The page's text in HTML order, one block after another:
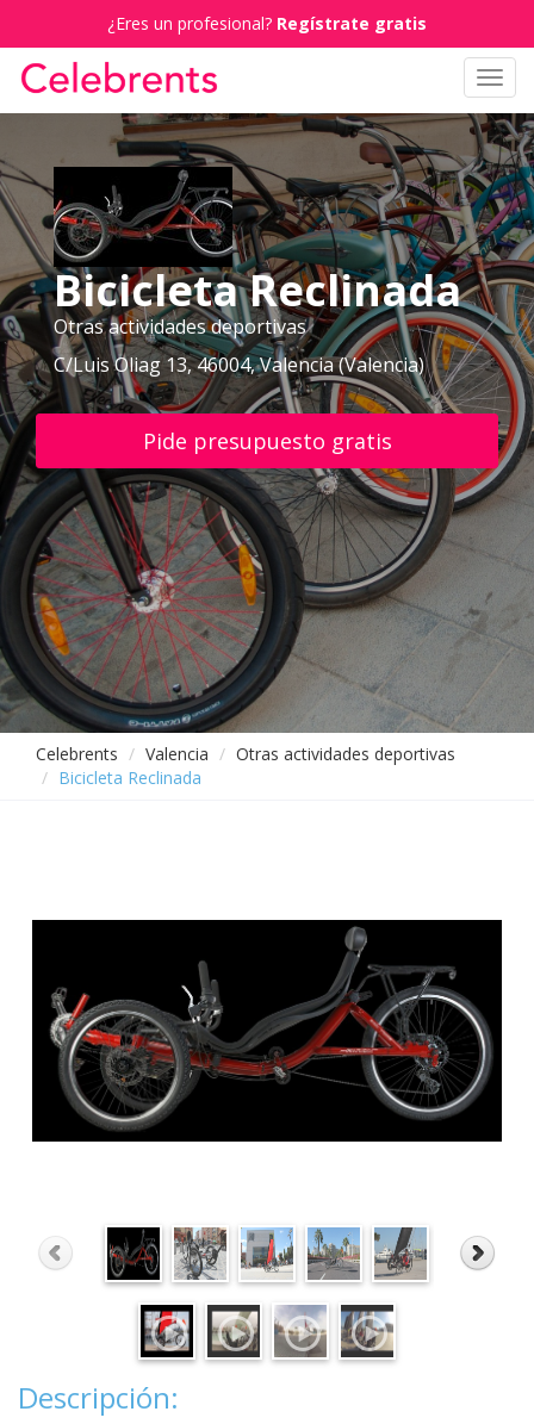
¿Eres un profesional? Regístrate gratis
Bicicleta Reclinada
Otras actividades deportivas
C/Luis Oliag 13, 46004, Valencia (Valencia)
Pide presupuesto gratis
Celebrents Valencia
Otras actividades deportivas
Bicicleta Reclinada
Descripción: